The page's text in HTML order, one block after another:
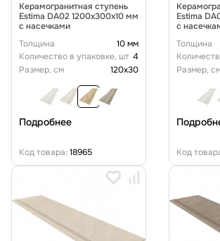
Керамогранитная ступень
Estima DA02 1200x300x10 мм
с насечками
Толщина
10 мм
Количество в упаковке, шт 4
Размер, см
120x30
Подробнее
Код товара: 18965
Estima
с
Толщина
Размер,
Код